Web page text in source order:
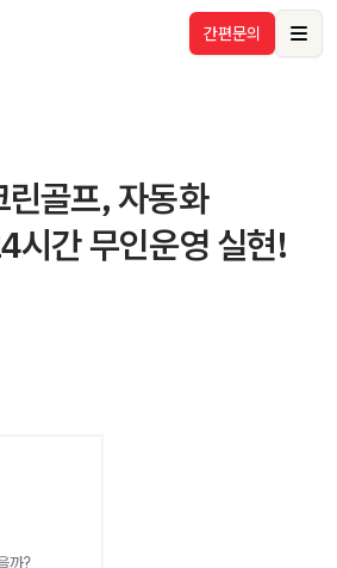
간편문의
골프, 자동화
시간 무인운영 실현!
까?